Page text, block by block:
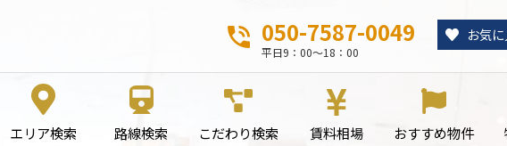
050-7587-0049
平日9：00～18：00
お気
エリア検索 路線検索 こだわり検索 賃料相場 おすすめ物件